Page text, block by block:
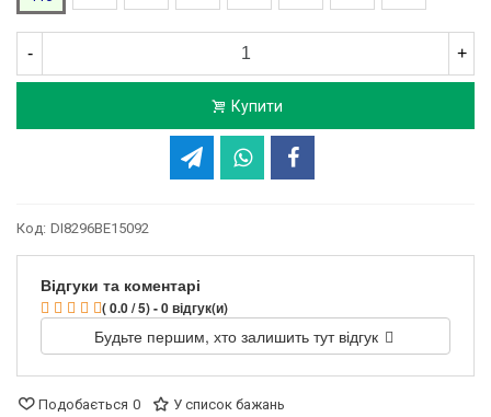
- +
Купити
Код: DI8296BE15092
Відгуки та коментарі
( 0.0 / 5) - 0 відгук(и)
Будьте першим, хто залишить тут відгук
Подобається 0 У список бажань